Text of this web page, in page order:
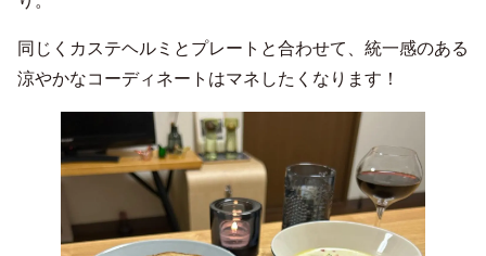
同じくカステヘルミとプレートと合わせて、統一感のある
涼やかなコーディネートはマネしたくなります！